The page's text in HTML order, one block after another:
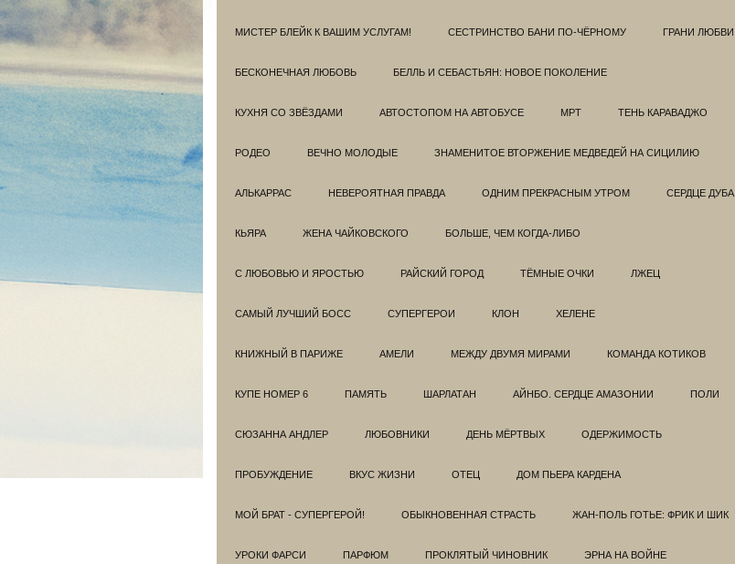
МИСТЕР БЛЕЙК К ВАШИМ УСЛУГАМ! СЕСТРИНСТВО БАНИ ПО-ЧЁРНОМУ ГРАНИ ЛЮБВИ
БЕСКОНЕЧНАЯ ЛЮБОВЬ БЕЛЛЬ И СЕБАСТЬЯН: НОВОЕ ПОКОЛЕНИЕ
КУХНЯ СО ЗВЁЗДАМИ АВТОСТОПОМ НА АВТОБУСЕ МРТ ТЕНЬ КАРАВАДЖО
РОДЕО ВЕЧНО МОЛОДЫЕ ЗНАМЕНИТОЕ ВТОРЖЕНИЕ МЕДВЕДЕЙ НА СИЦИЛИЮ
АЛЬКАРРАС НЕВЕРОЯТНАЯ ПРАВДА ОДНИМ ПРЕКРАСНЫМ УТРОМ СЕРДЦЕ ДУБА
КЬЯРА ЖЕНА ЧАЙКОВСКОГО БОЛЬШЕ, ЧЕМ КОГДА-ЛИБО
С ЛЮБОВЬЮ И ЯРОСТЬЮ РАЙСКИЙ ГОРОД ТЁМНЫЕ ОЧКИ ЛЖЕЦ
САМЫЙ ЛУЧШИЙ БОСС СУПЕРГЕРОИ КЛОН ХЕЛЕНЕ
КНИЖНЫЙ В ПАРИЖЕ АМЕЛИ МЕЖДУ ДВУМЯ МИРАМИ КОМАНДА КОТИКОВ
КУПЕ НОМЕР 6 ПАМЯТЬ ШАРЛАТАН АЙНБО. СЕРДЦЕ АМАЗОНИИ ПОЛИ
СЮЗАННА АНДЛЕР ЛЮБОВНИКИ ДЕНЬ МЁРТВЫХ ОДЕРЖИМОСТЬ
ПРОБУЖДЕНИЕ ВКУС ЖИЗНИ ОТЕЦ ДОМ ПЬЕРА КАРДЕНА
МОЙ БРАТ - СУПЕРГЕРОЙ! ОБЫКНОВЕННАЯ СТРАСТЬ ЖАН-ПОЛЬ ГОТЬЕ: ФРИК И ШИК
УРОКИ ФАРСИ ПАРФЮМ ПРОКЛЯТЫЙ ЧИНОВНИК ЭРНА НА ВОЙНЕ